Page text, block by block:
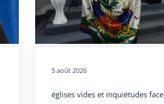
5 août 2026
églises vides et inquiétudes face